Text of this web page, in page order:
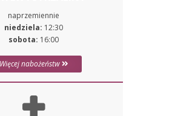
naprzemiennie
niedziela: 12:30
sobota: 16:00
Więcej nabożeństw